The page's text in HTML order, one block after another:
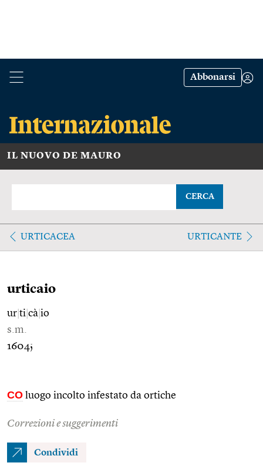
Abbonarsi
IL NUOVO DE MAURO
CERCA
URTICACEA URTICANTE
urticaio
ur ti cà io
s.m.
1604;
CO luogo incolto infestato da ortiche
Correzioni e suggerimenti
Condividi